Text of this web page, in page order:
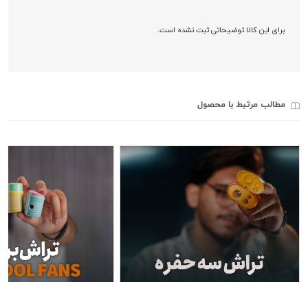
برای این کالا توضیحاتی ثبت نشده است.
مطالب مرتبط با محصول